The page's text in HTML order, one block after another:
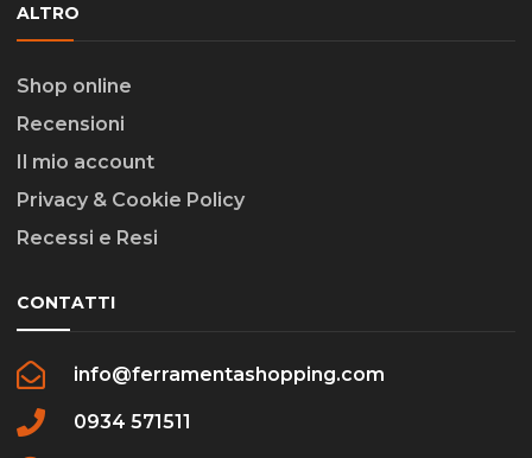
ALTRO
Shop online
Recensioni
Il mio account
Privacy & Cookie Policy
Recessi e Resi
CONTATTI
info@ferramentashopping.com
0934 571511